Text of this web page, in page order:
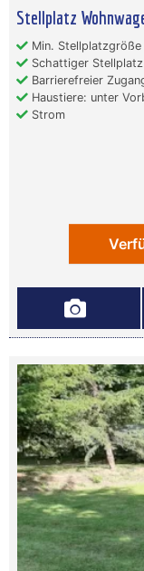
Stellplatz
Min.
Schattiger Stellplatz
Barrierefreier
Haustiere: unter
Strom